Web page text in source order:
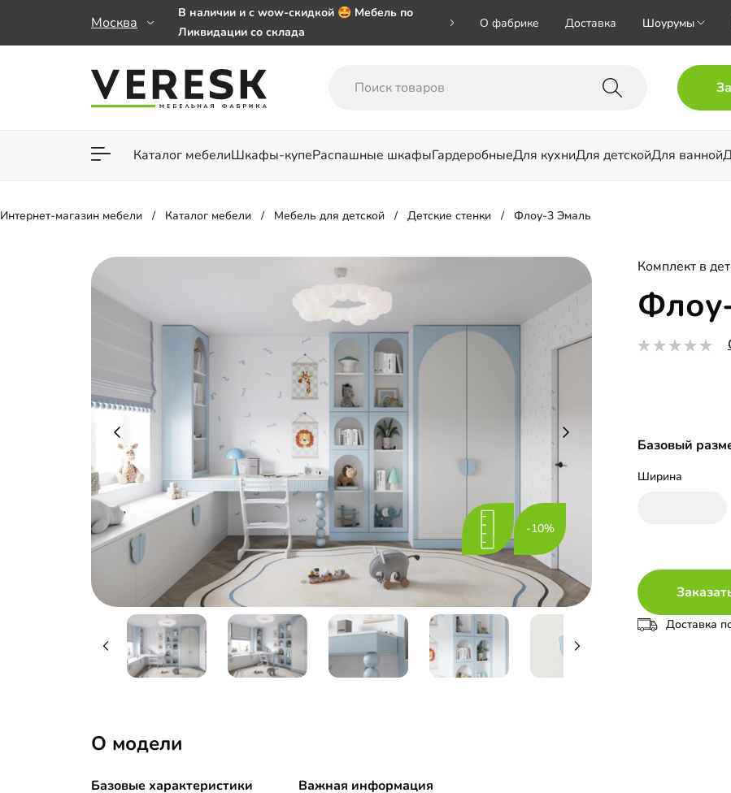
Москва
В наличии и с wow-скидкой 🤩 Мебель по
Ликвидации со склада
заказе от 50 000 ₽
Важно! Наш Whatsapp переехал на номер
О фабрике Доставка Шоурумы
Каталог мебелиШкафы-купеРаспашные шкафыГардеробныеДля кухниДля детскойДля ванной
Для гостиной
Интернет-магазин мебели Каталог мебели Мебель для детской Детские стенки Флоу-3 Эмаль
-10%
Комплект в
Базовый
Ширина
Доставка
О модели
Базовые характеристики
Важная информация